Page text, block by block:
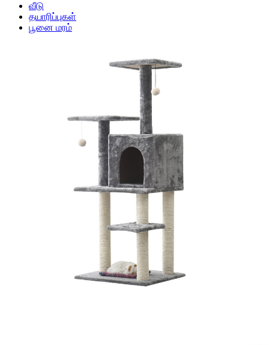
வீடு
தயாரிப்புகள்
பூனை மரம்